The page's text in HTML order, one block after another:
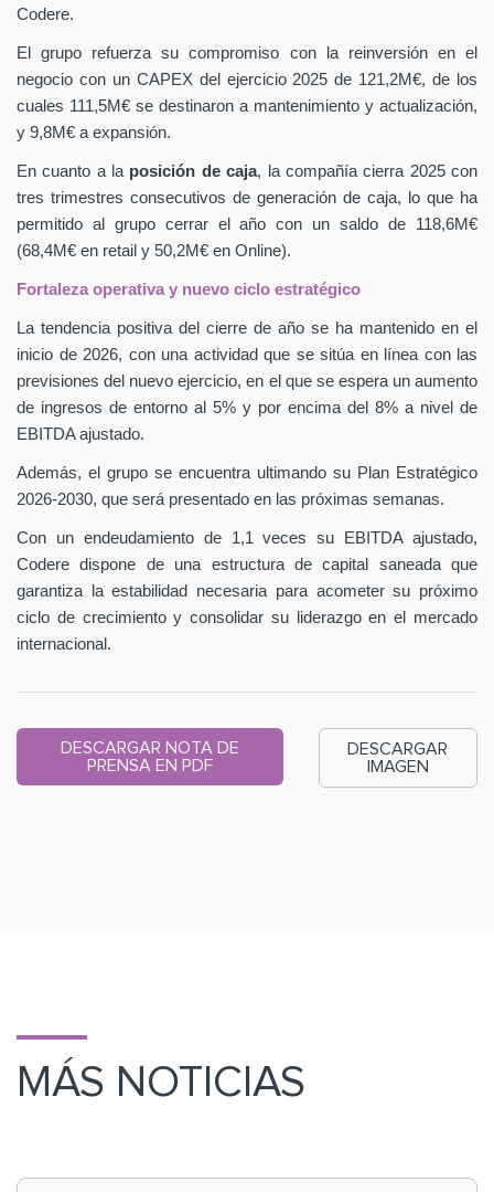
Codere.
El grupo refuerza su compromiso con la reinversión en el
negocio con un CAPEX del ejercicio 2025 de 121,2M€, de los
cuales 111,5M€ se destinaron a mantenimiento y actualización,
y 9,8M€ a expansión.
En cuanto a la posición de caja, la compañía cierra 2025 con
tres trimestres consecutivos de generación de caja, lo que ha
permitido al grupo cerrar el año con un saldo de 118,6M€
(68,4M€ en retail y 50,2M€ en Online).
Fortaleza operativa y nuevo ciclo estratégico
La tendencia positiva del cierre de año se ha mantenido en el
inicio de 2026, con una actividad que se sitúa en línea con las
previsiones del nuevo ejercicio, en el que se espera un aumento
de ingresos de entorno al 5% y por encima del 8% a nivel de
EBITDA ajustado.
Además, el grupo se encuentra ultimando su Plan Estratégico
2026-2030, que será presentado en las próximas semanas.
Con un endeudamiento de 1,1 veces su EBITDA ajustado,
Codere dispone de una estructura de capital saneada que
garantiza la estabilidad necesaria para acometer su próximo
ciclo de crecimiento y consolidar su liderazgo en el mercado
internacional.
DESCARGAR NOTA DE
PRENSA EN PDF
DESCARGAR
IMAGEN
MÁS NOTICIAS